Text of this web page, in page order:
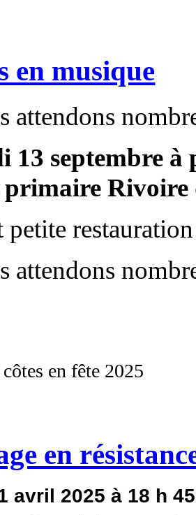
en musique
attendons
13 septembre
primaire Rivoire
petite restauration
attendons
en
avril 2025 à 18 h 45